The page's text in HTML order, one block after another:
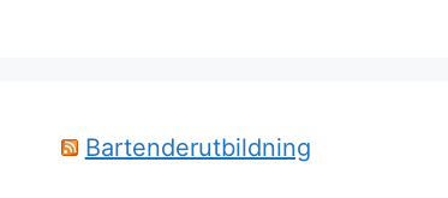
Bartenderutbildning